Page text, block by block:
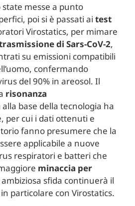
messe a punto
poi si è passati ai test
Virostatics, per mimare
di Sars-CoV-2,
su emissioni compatibili
confermando
del 90% in areosol. Il
risonanza
alla base della tecnologia ha
per cui i dati ottenuti e
fanno presumere che la
applicabile a nuove
respiratori e batteri che
minaccia per
ambiziosa sfida continuerà il
particolare con Virostatics.